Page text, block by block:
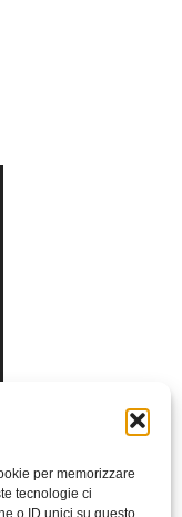
per memorizzare
tecnologie ci
o ID unici su questo